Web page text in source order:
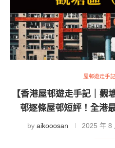
屋邨遊走手
【香港屋邨遊走手記｜觀
邨逐條屋邨短評！全港
by aikooosan 2025 年 8